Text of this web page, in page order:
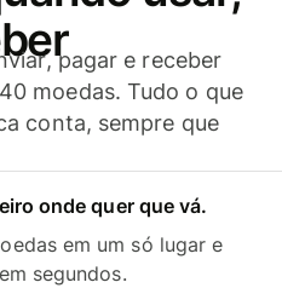
pagar e receber
moedas. Tudo o que
conta, sempre que
onde quer que vá.
em um só lugar e
segundos.